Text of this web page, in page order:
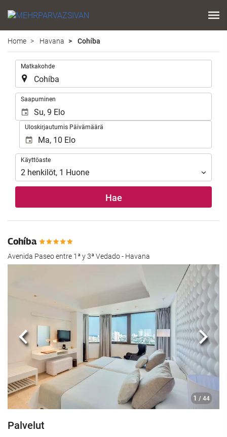
Home Havana Cohíba
Matkakohde
Saapuminen
Uloskirjautumis Päivämäärä
Käyttöaste
Käyttöaste
2 henkilöt, 1 Huone
Hae
Cohíba
Avenida Paseo entre 1ª y 3ª Vedado - Havana
1 / 44
Edellinen
Palvelut